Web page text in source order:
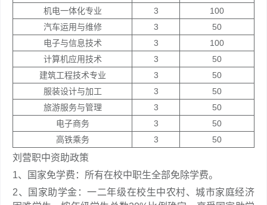
机电一体化专业
3
100
汽车运用与维修
3
50
电子与信息技术
3
100
计算机应用技术
3
50
建筑工程技术专业
3
50
服装设计与加工
3
50
旅游服务与管理
3
50
电子商务
3
50
高铁乘务
3 50
刘营职中资助政策
1、国家免学费：所有在校中职生全部免除学费。
2、国家助学金：一二年级在校生中农村、城市家庭经济